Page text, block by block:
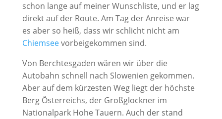
schon lange auf meiner Wunschliste, und er lag
direkt auf der Route. Am Tag der Anreise war
es aber so heiß, dass wir schlicht nicht am
Chiemseevorbeigekommen sind.
Von Berchtesgaden wären wir über die
Autobahn schnell nach Slowenien gekommen.
Aber auf dem kürzesten Weg liegt der höchste
Berg Österreichs, der Großglockner im
Nationalpark Hohe Tauern. Auch der stand